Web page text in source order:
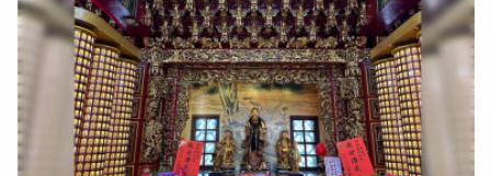
65歲起發放2000元，100歲再加發6000元，新竹縣則採條
件性補助，設籍10年以上、無高額所得或資產者可領1萬
元。苗栗縣與臺南市的發放金額為1000元，南投縣一般長
輩領1000元，原住民55至64歲可領500元。臺中市分4階段
給付，65至89歲發2000元，90至94歲3000元，95至99歲
5000元，100歲以上1萬元。彰化縣除一般戶外，另針對中